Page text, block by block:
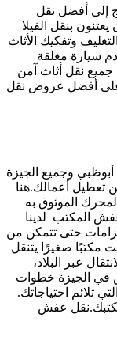
إلى أفضل نقل
بنقل الفيلا
وتفكيك الأثاث
سيارة مغلقة
جميع نقل أثاث آمن
على أفضل عروض نقل
وجميع الجيزة
تعطيل أعمالك.هنا
الموثوق به
المكتب لدينا
حتى تتمكن من
مكتبًا صغيرًا يتنقل
عبر البلاد،
في الجيزة خطوات
احتياجاتك.
تكلفة نقل مكتبك.نقل عفش